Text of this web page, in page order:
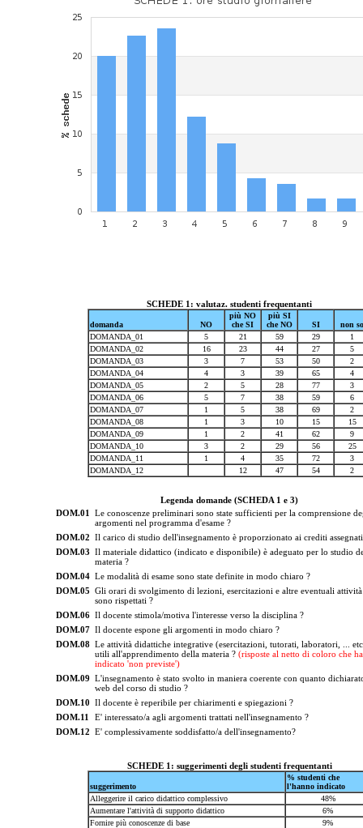
SCHEDE 1: valutaz. studenti frequentanti
domanda NO
più NO
che SI
più SI
che NO
SI
non so
DOMANDA_01
5 21 59 29
1
DOMANDA_02
16 23 44 27
5
DOMANDA_03
3 7 53 50
2
DOMANDA_04
4 3 39 65
4
DOMANDA_05
2 5 28 77
3
DOMANDA_06
5 7 38 59
6
DOMANDA_07
1 5 38 69
2
DOMANDA_08
1 3 10 15
15
DOMANDA_09
1 2 41 62
9
DOMANDA_10
3 2 29 56
25
DOMANDA_11
1 4 35 72
3
DOMANDA_12
12 47 54 2
Legenda domande (SCHEDA 1 e 3)
DOM.01
Le conoscenze preliminari sono state sufficienti per la comprensione
argomenti nel programma d'esame ?
DOM.02 Il carico di studio dell'insegnamento è proporzionato ai crediti
DOM.03 Il materiale didattico (indicato e disponibile) è adeguato per lo studio
materia ?
DOM.04 Le modalità di esame sono state definite in modo chiaro ?
DOM.05 Gli orari di svolgimento di lezioni, esercitazioni e altre eventuali
sono rispettati ?
DOM.06 Il docente stimola/motiva l'interesse verso la disciplina ?
DOM.07 Il docente espone gli argomenti in modo chiaro ?
DOM.08 Le attività didattiche integrative (esercitazioni, tutorati, laboratori, ...
utili all'apprendimento della materia ? (risposte al netto di coloro che
indicato 'non previste')
DOM.09 L'insegnamento è stato svolto in maniera coerente con quanto
web del corso di studio ?
DOM.10 Il docente è reperibile per chiarimenti e spiegazioni ?
DOM.11
E' interessato/a agli argomenti trattati nell'insegnamento ?
DOM.12 E' complessivamente soddisfatto/a dell'insegnamento?
SCHEDE 1: suggerimenti degli studenti frequentanti
suggerimento
% studenti che
l'hanno indicato
Alleggerire il carico didattico complessivo
48%
Aumentare l'attività di supporto didattico
6%
Fornire più conoscenze di base
9%